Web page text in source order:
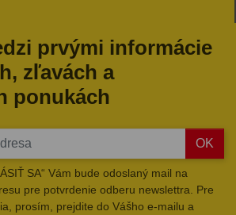
prvými informácie
zľavách a
ponukách
OK
SA“ Vám bude odoslaný mail na
pre potvrdenie odberu newslettra. Pre
prosím, prejdite do Vášho e-mailu a